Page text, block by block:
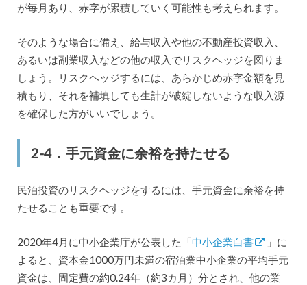
が毎月あり、赤字が累積していく可能性も考えられます。
そのような場合に備え、給与収入や他の不動産投資収入、
あるいは副業収入などの他の収入でリスクヘッジを図りま
しょう。リスクヘッジするには、あらかじめ赤字金額を見
積もり、それを補填しても生計が破綻しないような収入源
を確保した方がいいでしょう。
2-4．手元資金に余裕を持たせる
民泊投資のリスクヘッジをするには、手元資金に余裕を持
たせることも重要です。
2020年4月に中小企業庁が公表した「中小企業白書
」に
よると、資本金1000万円未満の宿泊業中小企業の平均手元
資金は、固定費の約0.24年（約3カ月）分とされ、他の業